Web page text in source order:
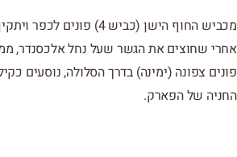
אחרי שחוצים את הגשר שעל נחל אלכסנדר,
פונים צפונה (ימינה) בדרך הסלולה, נוסעים
החניה של הפארק.